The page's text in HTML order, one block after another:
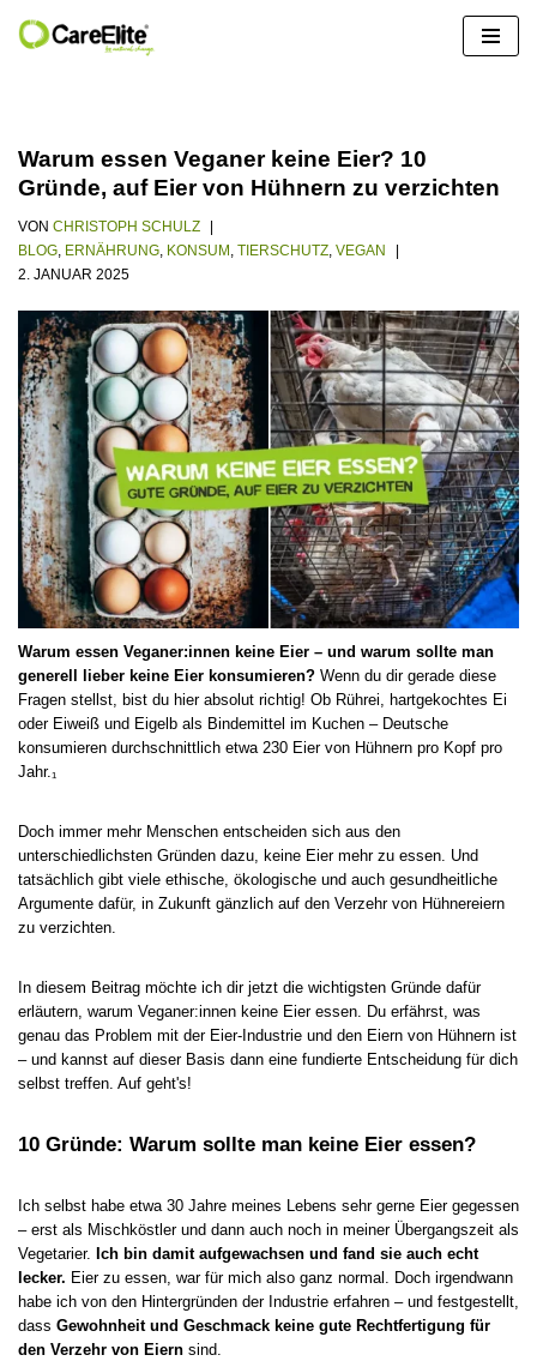
Warum essen Veganer keine Eier? 10
Gründe, auf Eier von Hühnern zu verzichten
VON CHRISTOPH SCHULZ
BLOG ERNÄHRUNG KONSUM TIERSCHUTZ VEGAN
2. JANUAR 2025
Warum essen Veganer:innen keine Eier – und warum sollte man
generell lieber keine Eier konsumieren? Wenn du dir gerade diese
Fragen stellst, bist du hier absolut richtig! Ob Rührei, hartgekochtes Ei
oder Eiweiß und Eigelb als Bindemittel im Kuchen – Deutsche
konsumieren durchschnittlich etwa 230 Eier von Hühnern pro Kopf pro
Jahr.₁
Doch immer mehr Menschen entscheiden sich aus den
unterschiedlichsten Gründen dazu, keine Eier mehr zu essen. Und
tatsächlich gibt viele ethische, ökologische und auch gesundheitliche
Argumente dafür, in Zukunft gänzlich auf den Verzehr von Hühnereiern
zu verzichten.
In diesem Beitrag möchte ich dir jetzt die wichtigsten Gründe dafür
erläutern, warum Veganer:innen keine Eier essen. Du erfährst, was
genau das Problem mit der Eier-Industrie und den Eiern von Hühnern ist
– und kannst auf dieser Basis dann eine fundierte Entscheidung für dich
selbst treffen. Auf geht's!
10 Gründe: Warum sollte man keine Eier essen?
Ich selbst habe etwa 30 Jahre meines Lebens sehr gerne Eier gegessen
– erst als Mischköstler und dann auch noch in meiner Übergangszeit als
Vegetarier. Ich bin damit aufgewachsen und fand sie auch echt
lecker. Eier zu essen, war für mich also ganz normal. Doch irgendwann
habe ich von den Hintergründen der Industrie erfahren – und festgestellt,
dass Gewohnheit und Geschmack keine gute Rechtfertigung für
den Verzehr von Eiern sind.